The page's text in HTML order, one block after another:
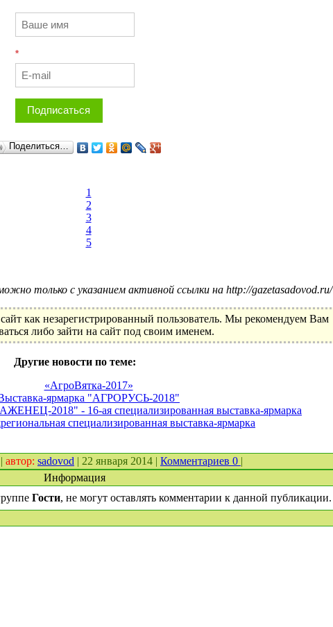
*
Подписаться
Поделиться…
1
2
3
4
5
только с указанием активной ссылки на http://gazetasadovod.ru/
как незарегистрированный пользователь. Мы рекомендуем Вам
либо зайти на сайт под своим именем.
Другие новости по теме:
«АгроВятка-2017»
ярмарка "АГРОРУСЬ-2018"
2018" - 16-ая специализированная выставка-ярмарка
специализированная выставка-ярмарка
автор: sadovod | 22 января 2014 | Комментариев 0 |
Информация
Гости, не могут оставлять комментарии к данной публикации.